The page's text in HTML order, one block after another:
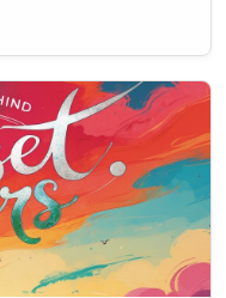
： 日落在文化中如此